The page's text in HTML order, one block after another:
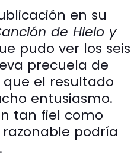
en su
de Hielo y
pudo ver los seis
precuela de
que el resultado
entusiasmo.
tan fiel como
podría